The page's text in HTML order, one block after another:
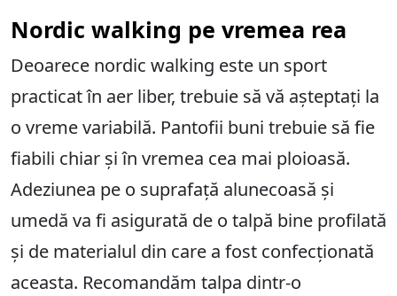
Nordic walking pe vremea rea
Deoarece nordic walking este un sport
practicat în aer liber, trebuie să vă așteptați la
o vreme variabilă. Pantofii buni trebuie să fie
fiabili chiar și în vremea cea mai ploioasă.
Adeziunea pe o suprafață alunecoasă și
umedă va fi asigurată de o talpă bine profilată
și de materialul din care a fost confecționată
aceasta. Recomandăm talpa dintr-o